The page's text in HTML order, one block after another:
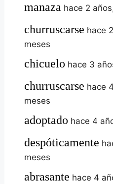
manaza hace 2
churruscarse hace
meses
chicuelo hace 3
churruscarse hace
meses
adoptado hace 4
despóticamente
meses
abrasante hace 4